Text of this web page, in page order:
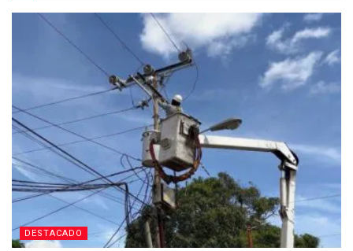
DESTACADO